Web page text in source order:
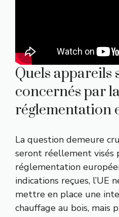
Quels appareils
concernés par
réglementation
La question demeure
seront réellement visés
réglementation
indications reçues, l’UE
mettre en place une
chauffage au bois, mais